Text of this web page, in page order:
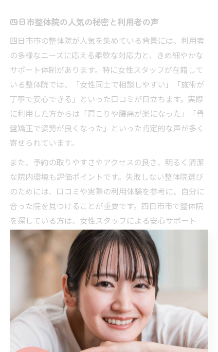
四日市整体院の人気の秘密と利用者の声
四日市市の整体院が人気を集めている背景には、利用者
の多様なニーズに応える柔軟な対応力と、きめ細やかな
サポート体制があります。特に女性スタッフが在籍して
いる整体院では、「女性同士で相談しやすい」「施術が
丁寧で安心できる」といった口コミが目立ちます。実際
に利用した方からは「肩こりや腰痛が楽になった」「骨
盤矯正で姿勢が良くなった」といった肯定的な声が多く
寄せられています。
また、予約の取りやすさやアクセスの良さ、明るく清潔
な院内環境も評価ポイントです。失敗しない整体院選び
のためには、口コミや実際の利用体験を参考に、自分に
合った院を見つけることが重要です。四日市市で整体院
を探している方は、女性スタッフによる安心サポート
と、実際の利用者の声をぜひ参考にしてみてください。
安心して受けられる整体を探す
なら
整体選びで女性スタッフの在籍が安心の理由
整体院を選ぶ際、三重県四日市市で女性スタッフが在籍